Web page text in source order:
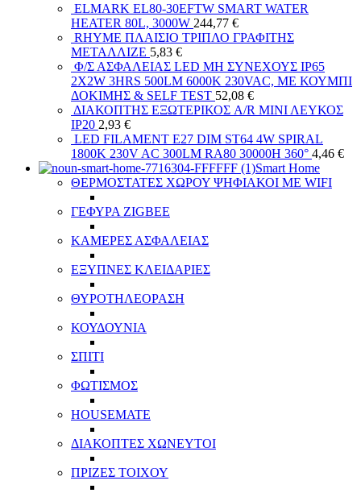
ELMARK EL80-30EFTW SMART WATER
HEATER 80L, 3000W 244,77 €
RHYME ΠΛΑΙΣΙΟ ΤΡΙΠΛΟ ΓΡΑΦΙΤΗΣ
ΜΕΤΑΛΛΙΖΕ 5,83 €
Φ/Σ ΑΣΦΑΛΕΙΑΣ LED ΜΗ ΣΥΝΕΧΟΥΣ IP65
2X2W 3HRS 500LM 6000K 230VAC, ΜΕ ΚΟΥΜΠΙ
ΔΟΚΙΜΗΣ & SELF TEST 52,08 €
ΔΙΑΚΟΠΤΗΣ ΕΞΩΤΕΡΙΚΟΣ A/R ΜΙΝΙ ΛΕΥΚΟΣ
ΙΡ20 2,93 €
LED FILAMENT E27 DIM ST64 4W SPIRAL
1800K 230V AC 300LM RA80 30000H 360° 4,46 €
Smart Home
ΘΕΡΜΟΣΤΑΤΕΣ ΧΩΡΟΥ ΨΗΦΙΑΚΟΙ ΜΕ WIFI
ΓΕΦΥΡΑ ZIGBEE
ΚΑΜΕΡΕΣ ΑΣΦΑΛΕΙΑΣ
ΕΞΥΠΝΕΣ ΚΛΕΙΔΑΡΙΕΣ
ΘΥΡΟΤΗΛΕΟΡΑΣΗ
ΚΟΥΔΟΥΝΙΑ
ΣΠΙΤΙ
ΦΩΤΙΣΜΟΣ
HOUSEMATE
ΔΙΑΚΟΠΤΕΣ ΧΩΝΕΥΤΟΙ
ΠΡΙΖΕΣ ΤΟΙΧΟΥ